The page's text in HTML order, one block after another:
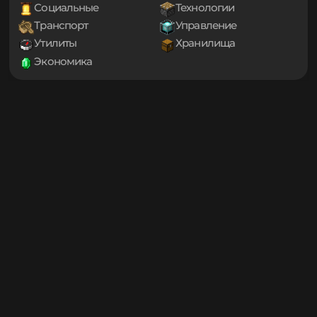
1.20
1.19.4
1.19.3
1.19.2
1.19.1
Декорации Еда
Игровые механики Магия